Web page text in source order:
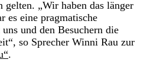
gelten. „Wir haben das länger
es eine pragmatische
und den Besuchern die
so Sprecher Winni Rau zur
.